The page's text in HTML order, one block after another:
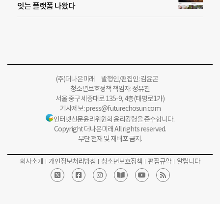
잇는 플랫폼 나왔다
(주)더나은미래 발행인/편집인: 김윤곤
청소년보호정책 책임자: 정유진
서울 중구 세종대로 135-9, 4층(태평로1가)
기사제보:press@futurechosun.com
인터넷신문윤리위원회 윤리강령을 준수합니다.
Copyright 더나은미래 All rights reserved.
무단 전재 및 재배포 금지.
회사소개 개인정보처리방침 청소년보호정책 편집규약 알립니다